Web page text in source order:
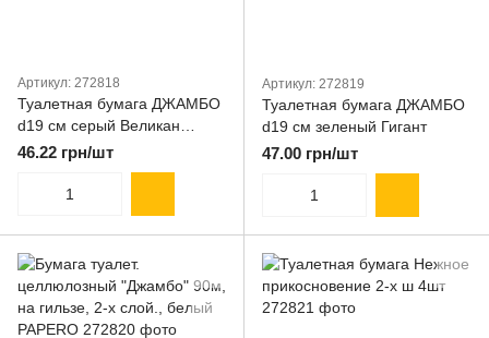
Артикул: 272818
Туалетная бумага ДЖАМБО
d19 см серый Великан
Кохавинка
46.22 грн/шт
Артикул: 272819
Туалетная бумага ДЖАМБО
d19 см зеленый Гигант
47.00 грн/шт